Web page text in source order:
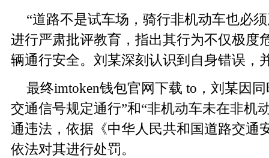
“道路不是试车场，骑行非机动车也必
进行严肃批评教育，指出其行为不仅极度
辆通行安全。刘某深刻认识到自身错误，
最终imtoken钱包官网下载 to，刘某因
交通信号规定通行”和“非机动车未在非机
通违法，依据《中华人民共和国道路交通
依法对其进行处罚。